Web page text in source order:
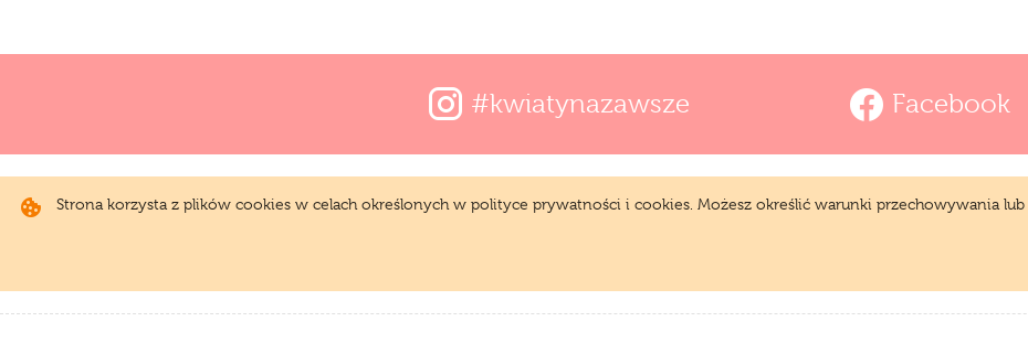
#kwiatynazawsze Facebook
Strona korzysta z plików cookies w celach określonych w polityce prywatności i cookies. Możesz określić warunki przechowywania